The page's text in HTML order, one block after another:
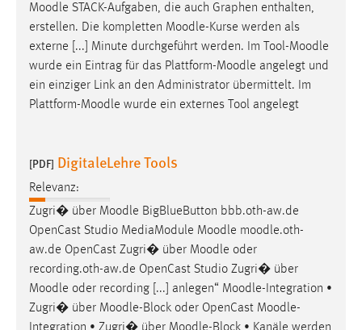
Moodle STACK-Aufgaben, die auch Graphen enthalten,
erstellen. Die kompletten Moodle-Kurse werden als
externe [...] Minute durchgeführt werden. Im Tool-Moodle
wurde ein Eintrag für das Plattform-Moodle angelegt und
ein einziger Link an den Administrator übermittelt. Im
Plattform-Moodle wurde ein externes Tool angelegt
[PDF] DigitaleLehre Tools
Relevanz:
Zugri� über Moodle BigBlueButton bbb.oth-aw.de
OpenCast Studio MediaModule Moodle moodle.oth-
aw.de OpenCast Zugri� über Moodle oder
recording.oth-aw.de OpenCast Studio Zugri� über
Moodle oder recording [...] anlegen“ Moodle-Integration •
Zugri� über Moodle-Block oder OpenCast Moodle-